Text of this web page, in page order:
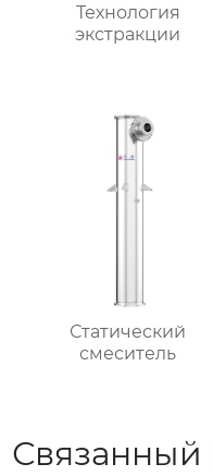
Технология
экстракции
Статический
смеситель
Связанный